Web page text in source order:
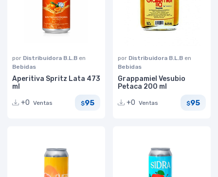
por Distribuidora B.L.B en
Bebidas
Aperitiva Spritz Lata 473
ml
+0 Ventas $95
por Distribuidora B.L.B en
Bebidas
Grappamiel Vesubio
Petaca 200 ml
+0 Ventas $95